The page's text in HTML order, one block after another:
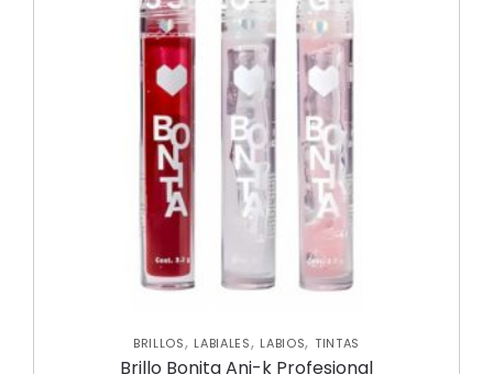
BRILLOS, LABIALES, LABIOS, TINTAS
Brillo Bonita Ani-k Profesional